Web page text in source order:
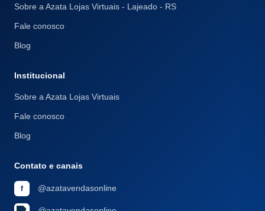
Sobre a Azata Lojas Virtuais - Lajeado - RS
Fale conosco
Blog
Institucional
Sobre a Azata Lojas Virtuais
Fale conosco
Blog
Contato e canais
f @azatavendasonline